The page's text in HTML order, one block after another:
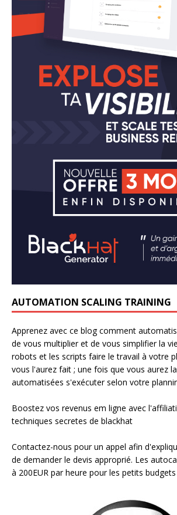
AUTOMATION SCALING TRAINING
Apprenez avec ce blog comment
de vous multiplier et de vous simplifier la
robots et les scripts faire le travail à votre
vous l'aurez fait ; une fois que vous aurez
automatisées s'exécuter selon votre
Boostez vos revenus em ligne avec
techniques secretes de blackhat
Contactez-nous pour un appel afin
de demander le devis approprié. Les
à 200EUR par heure pour les petits budgets